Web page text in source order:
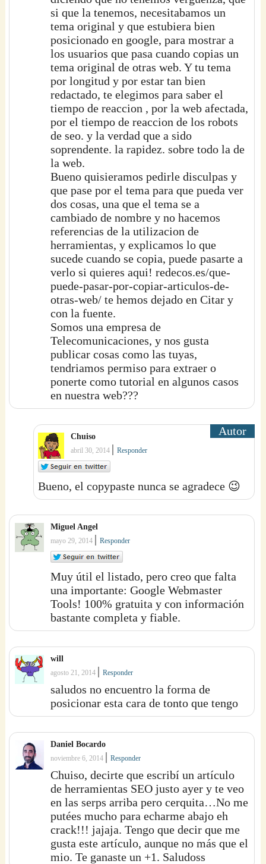
si que la tenemos, necesitabamos un
tema original y que estubiera bien
posicionado en google, para mostrar a
los usuarios que pasa cuando copias un
tema original de otras web. Y tu tema
por longitud y por estar tan bien
redactado, te elegimos para saber el
tiempo de reaccion , por la web afectada,
por el tiempo de reaccion de los robots
de seo. y la verdad que a sido
soprendente. la rapidez. sobre todo la de
la web.
Bueno quisieramos pedirle disculpas y
que pase por el tema para que pueda ver
dos cosas, una que el tema se a
cambiado de nombre y no hacemos
referencias de la utilizacion de
herramientas, y explicamos lo que
sucede cuando se copia, puede pasarte a
verlo si quieres aqui! redecos.es/que-
puede-pasar-por-copiar-articulos-de-
otras-web/ te hemos dejado en Citar y
con la fuente.
Somos una empresa de
Telecomunicaciones, y nos gusta
publicar cosas como las tuyas,
tendriamos permiso para extraer o
ponerte como tutorial en algunos casos
en nuestra web???
Chuiso
abril 30, 2014 |Responder
Bueno, el copypaste nunca se agradece 😉
Miguel Angel
mayo 29, 2014 |Responder
Muy útil el listado, pero creo que falta
una importante: Google Webmaster
Tools! 100% gratuita y con información
bastante completa y fiable.
will
agosto 21, 2014 |Responder
saludos no encuentro la forma de
posicionar esta cara de tonto que tengo
Daniel Bocardo
noviembre 6, 2014 |Responder
Chuiso, decirte que escribí un artículo
de herramientas SEO justo ayer y te veo
en las serps arriba pero cerquita…No me
putées mucho para echarme abajo eh
crack!!! jajaja. Tengo que decir que me
gusta este artículo, aunque no más que el
mio. Te ganaste un +1. Saludoss